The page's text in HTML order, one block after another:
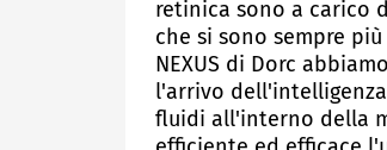
retinica sono a carico
che si sono sempre
NEXUS di Dorc
l'arrivo
fluidi all'interno della